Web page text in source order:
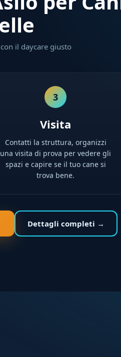
il daycare giusto
3
Visita
Contatti la struttura, organizzi
una visita di prova per vedere gli
spazi e capire se il tuo cane si
trova bene.
Dettagli completi →